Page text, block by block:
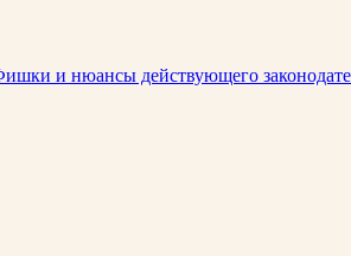
и нюансы действующего